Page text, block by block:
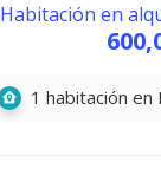
Habitación en
1 habitación en